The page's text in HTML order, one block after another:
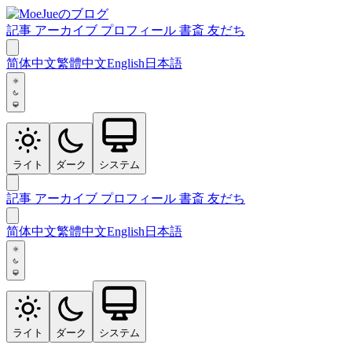
記事 アーカイブ プロフィール 書斎 友だち
简体中文繁體中文English 日本語
ライト ダーク システム
記事 アーカイブ プロフィール 書斎 友だち
简体中文繁體中文English 日本語
ライト ダーク システム